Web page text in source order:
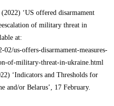
‘US offered disarmament
of military threat in
at:
02/us-offers-disarmament-measures-
of-military-threat-in-ukraine.html
‘Indicators and Thresholds for
and/or Belarus’, 17 February.